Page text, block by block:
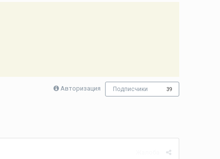
Авторизация Подписчики 39